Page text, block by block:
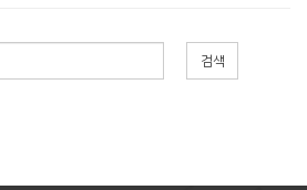
검색